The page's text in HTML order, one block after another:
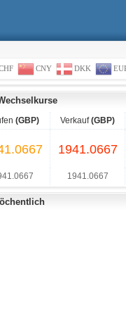
CNY DKK
(GBP) Verkauf(GBP)
1941.0667
1941.0667